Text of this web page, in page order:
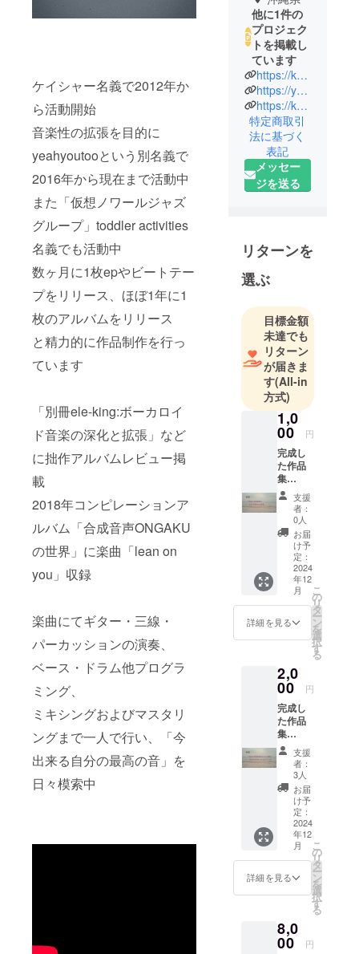
ケイシャー名義で2012年か
ら活動開始
音楽性の拡張を目的に
yeahyoutooという別名義で
2016年から現在まで活動中
また「仮想ノワールジャズ
グループ」toddler activities
名義でも活動中
数ヶ月に1枚epやビートテー
プをリリース、ほぼ1年に1
枚のアルバムをリリース
と精力的に作品制作を行っ
ています
「別冊ele-king:ボーカロイ
ド音楽の深化と拡張」など
に拙作アルバムレビュー掲
載
2018年コンピレーションア
ルバム「合成音声ONGAKU
の世界」に楽曲「lean on
you」収録
楽曲にてギター・三線・
パーカッションの演奏、
ベース・ドラム他プログラ
ミング、
ミキシングおよびマスタリ
ングまで一人で行い、「今
出来る自分の最高の音」を
日々模索中
他に1件の
プロジェク
トを掲載し
ています
https://keisyakasher.wixsite.com/home
https://yeahyoutoo.bandcamp.com/
https://keisya-kasher.booth.pm/
特定商取引
法に基づく
表記
メッセー
ジを送る
リターンを
選ぶ
目標金額
未達でも
リターン
が届きま
す(All-in
方式)
1,0
00 円
完成し
た作品
集
[whats
up,sinn
er]mp3
256kbp
sファイ
支援
者：
0人
お届
け予
定：
2024
年12
月
詳細を見る
こ
の
リ
タ
ー
ン
を
選
択
す
る
2,0
00 円
完成し
た作品
集
[whats
up,sinn
er]のハ
イレゾ
音源
FLAC4
8kHz/2
4bitファ
イル
支援
者：
3人
お届
け予
定：
2024
年12
月
詳細を見る
こ
の
リ
タ
ー
ン
を
選
択
す
る
8,0
00 円